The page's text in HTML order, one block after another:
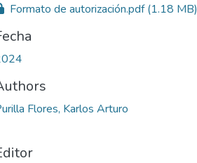
Formato de autorización.pdf(1.18 MB)
Flores, Karlos Arturo